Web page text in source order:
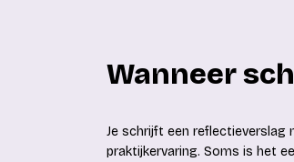
Wanneer
Je schrijft een reflectieverslag
praktijkervaring. Soms is het